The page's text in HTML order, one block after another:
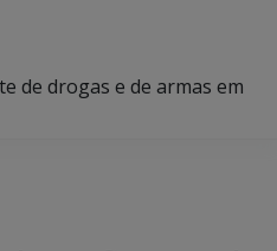
de drogas e de armas em